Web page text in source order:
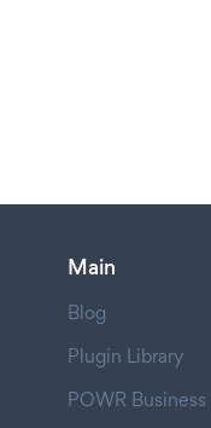
Main
Blog
Plugin Library
POWR Business